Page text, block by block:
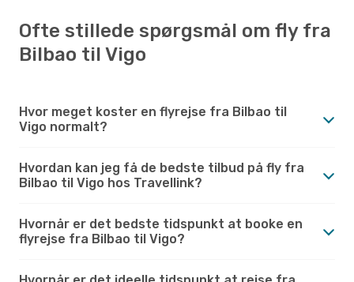
Ofte stillede spørgsmål om fly fra
Bilbao til Vigo
Hvor meget koster en flyrejse fra Bilbao til
Vigo normalt?
Hvordan kan jeg få de bedste tilbud på fly fra
Bilbao til Vigo hos Travellink?
Hvornår er det bedste tidspunkt at booke en
flyrejse fra Bilbao til Vigo?